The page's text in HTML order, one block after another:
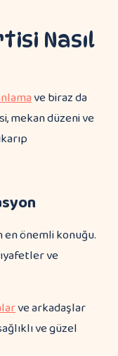
Nasıl
ve biraz da
mekan düzeni ve
önemli konuğu.
ve
ve arkadaşlar
ve güzel